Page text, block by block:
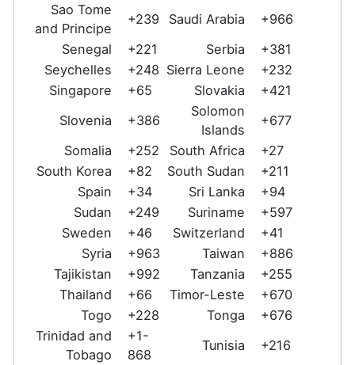
Sao Tome
and Principe
+239 Saudi Arabia
+966
Senegal
+221 Serbia
+381
Seychelles
+248 Sierra Leone
+232
Singapore
+65 Slovakia
+421
Slovenia
+386
Solomon
Islands
+677
Somalia
+252 South Africa
+27
South Korea
+82 South Sudan
+211
Spain
+34 Sri Lanka
+94
Sudan
+249 Suriname
+597
Sweden
+46 Switzerland
+41
Syria
+963 Taiwan
+886
Tajikistan
+992 Tanzania
+255
Thailand
+66 Timor-Leste
+670
Togo
+228 Tonga
+676
Trinidad and
Tobago
+1-
868
Tunisia
+216